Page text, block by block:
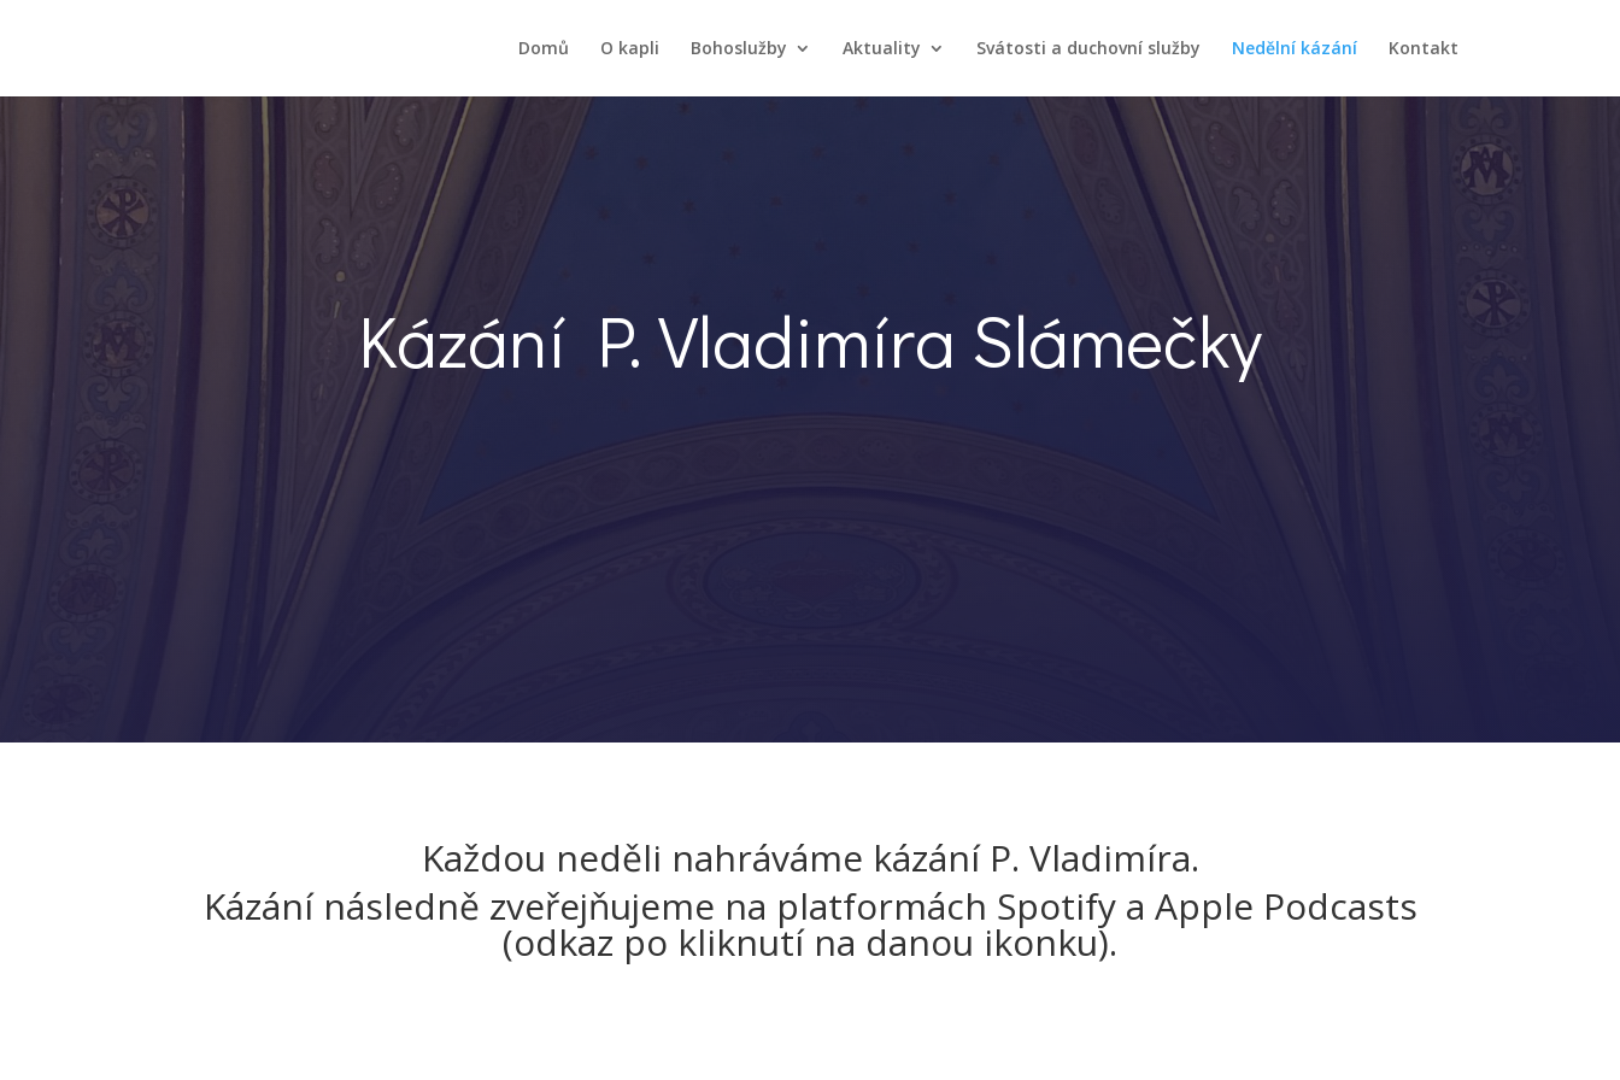
Domů O kapli Bohoslužby Aktuality Svátosti a duchovní služby Nedělní kázání Kontakt
Kázání P. Vladimíra Slámečky
Každou neděli nahráváme kázání P. Vladimíra.
Kázání následně zveřejňujeme na platformách Spotify a Apple Podcasts
(odkaz po kliknutí na danou ikonku).